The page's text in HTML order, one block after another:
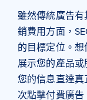
雖然傳統廣告
銷費用方面，
的目標定位。
展示您的產品或
您的信息直達
次點擊付費廣告